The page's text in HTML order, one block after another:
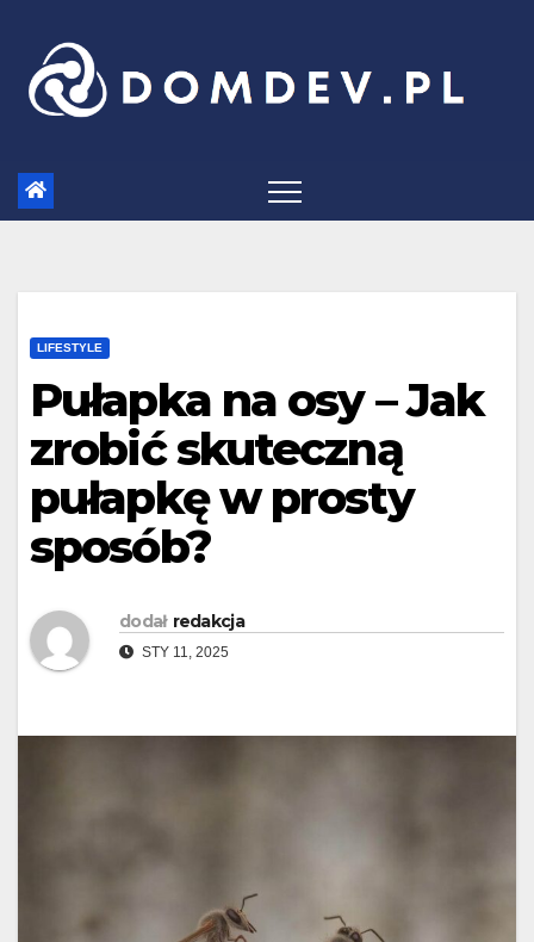
content
LIFESTYLE
Pułapka na osy – Jak
zrobić skuteczną
pułapkę w prosty
sposób?
dodał redakcja
STY 11, 2025